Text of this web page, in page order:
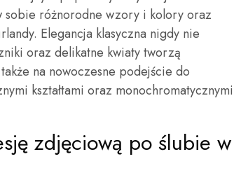
sobie różnorodne wzory i kolory oraz
Elegancja klasyczna nigdy nie
oraz delikatne kwiaty tworzą
na nowoczesne podejście do
kształtami oraz monochromatycznymi
zdjęciową po ślubie w